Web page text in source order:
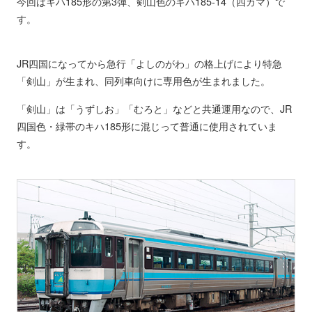
す。
JR四国になってから急行「よしのがわ」の格上げにより特急
「剣山」が生まれ、同列車向けに専用色が生まれました。
「剣山」は「うずしお」「むろと」などと共通運用なので、JR
四国色・緑帯のキハ185形に混じって普通に使用されていま
す。